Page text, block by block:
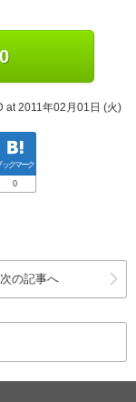
at 2011年02月01日 (火)
ックマーク
0
次の記事へ